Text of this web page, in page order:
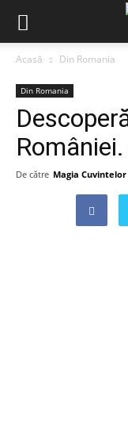
Acasă Din Romania
Din Romania
De către Magia Cuvintelor